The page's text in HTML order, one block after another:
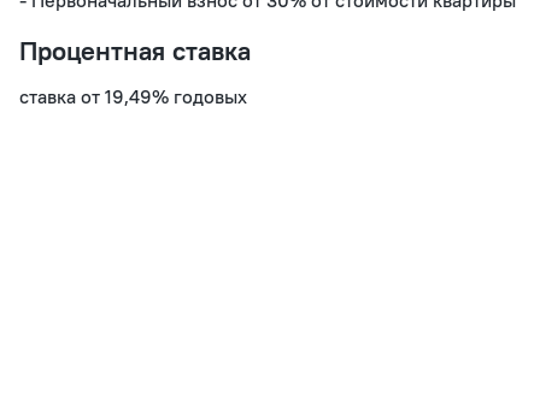
Процентная ставка
ставка от 19,49% годовых